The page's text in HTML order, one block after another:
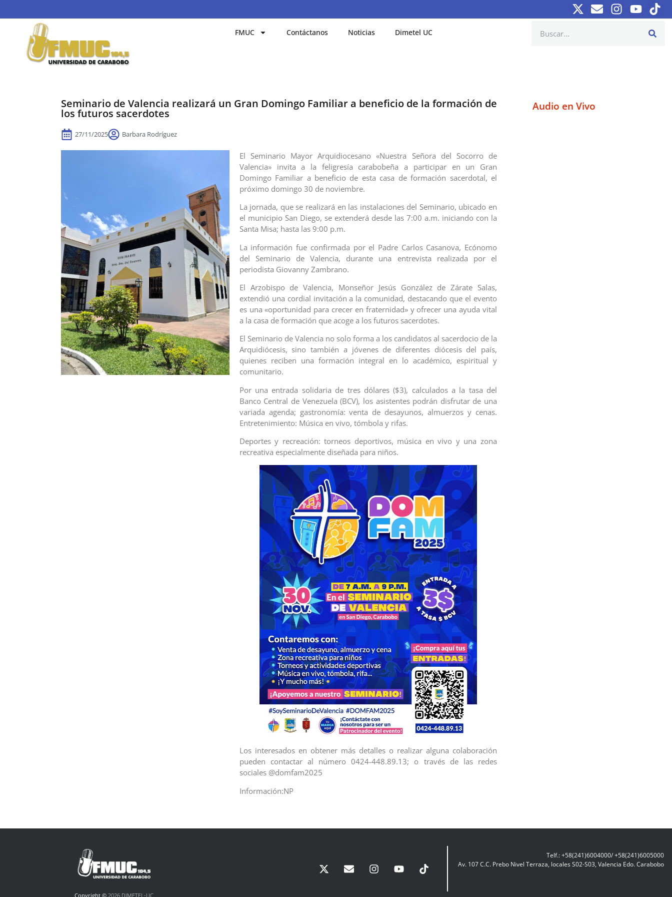
FMUC Contáctanos Noticias Dimetel UC
Seminario de Valencia realizará un Gran Domingo Familiar a beneficio de la formación de
los futuros sacerdotes
27/11/2025 Barbara Rodríguez
El Seminario Mayor Arquidiocesano «Nuestra Señora del Socorro de
Valencia» invita a la feligresía carabobeña a participar en un Gran
Domingo Familiar a beneficio de esta casa de formación sacerdotal, el
próximo domingo 30 de noviembre.
La jornada, que se realizará en las instalaciones del Seminario, ubicado en
el municipio San Diego, se extenderá desde las 7:00 a.m. iniciando con la
Santa Misa; hasta las 9:00 p.m.
La información fue confirmada por el Padre Carlos Casanova, Ecónomo
del Seminario de Valencia, durante una entrevista realizada por el
periodista Giovanny Zambrano.
El Arzobispo de Valencia, Monseñor Jesús González de Zárate Salas,
extendió una cordial invitación a la comunidad, destacando que el evento
es una «oportunidad para crecer en fraternidad» y ofrecer una ayuda vital
a la casa de formación que acoge a los futuros sacerdotes.
El Seminario de Valencia no solo forma a los candidatos al sacerdocio de la
Arquidiócesis, sino también a jóvenes de diferentes diócesis del país,
quienes reciben una formación integral en lo académico, espiritual y
comunitario.
Por una entrada solidaria de tres dólares ($3), calculados a la tasa del
Banco Central de Venezuela (BCV), los asistentes podrán disfrutar de una
variada agenda; gastronomía: venta de desayunos, almuerzos y cenas.
Entretenimiento: Música en vivo, tómbola y rifas.
Deportes y recreación: torneos deportivos, música en vivo y una zona
recreativa especialmente diseñada para niños.
Los interesados en obtener más detalles o realizar alguna colaboración
pueden contactar al número 0424-448.89.13; o través de las redes
sociales @domfam2025
Información:NP
Audio en Vivo
Copyright ©2026 DIMETEL-UC
Telf.: +58(241)6004000/ +58(241)6005000
Av. 107 C.C. Prebo Nivel Terraza, locales S02-S03, Valencia Edo. Carabobo